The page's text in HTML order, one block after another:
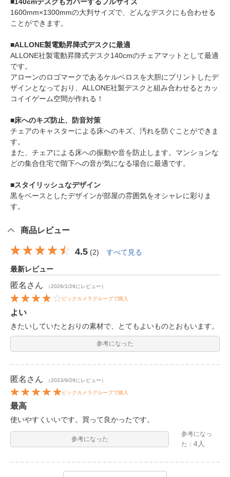
■140cmデスクもカバーするフルサイズ
1600mm×1300mmの大判サイズで、どんなデスクにも合わせる
ことができます。
■ALLONE製電動昇降式デスクに最適
ALLONE社製電動昇降式デスク140cmのチェアマットとして最適
です。
アローンのロゴマークであるケルベロスを大胆にプリントしたデ
ザインとなっており、ALLONE社製デスクと組み合わせるとカッ
コイイゲーム空間が作れる！
■床へのキズ防止、防音対策
チェアのキャスターによる床へのキズ、汚れを防ぐことができま
す。
また、チェアによる床への振動や音を防止します。マンションな
どの集合住宅で階下への音が気になる場合に最適です。
■スタイリッシュなデザイン
黒をベースとしたデザインが部屋の雰囲気をオシャレに彩りま
す。
商品レビュー
4.5 (2) すべて見る
最新レビュー
匿名 さん （2026/1/29にレビュー）
ビックカメラグループで購入
よい
きたいしていたとおりの素材で、とてもよいものとおもいます。
参考になった
匿名 さん （2023/9/29にレビュー）
ビックカメラグループで購入
最高
使いやすくいいです。買って良かったです。
参考になった
参考になっ
た：4人